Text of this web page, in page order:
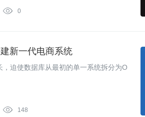
 0
新一代电商系统
，迫使数据库从最初的单一系统拆分为O
 148